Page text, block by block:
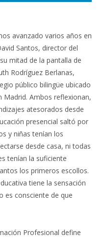
avanzado varios años en
Santos, director del
mitad de la pantalla de
Rodríguez Berlanas,
público bilingüe ubicado
Madrid. Ambos reflexionan,
atesorados desde
presencial saltó por
y niñas tenían los
desde casa, ni todas
tenían la suficiente
los primeros escollos.
tiene la sensación
es consciente de que
Profesional define